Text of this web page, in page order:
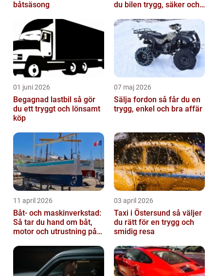
båtsäsong
du bilen trygg, säker och
01 juni 2026
Begagnad lastbil så gör
du ett tryggt och lönsamt
köp
07 maj 2026
Sälja fordon så får du en
trygg, enkel och bra affär
11 april 2026
Båt- och maskinverkstad:
Så tar du hand om båt,
motor och utrustning på
03 april 2026
Taxi i Östersund så väljer
du rätt för en trygg och
smidig resa